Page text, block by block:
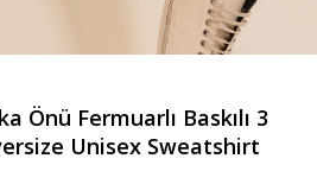
Önü Fermuarlı Baskılı 3
Unisex Sweatshirt